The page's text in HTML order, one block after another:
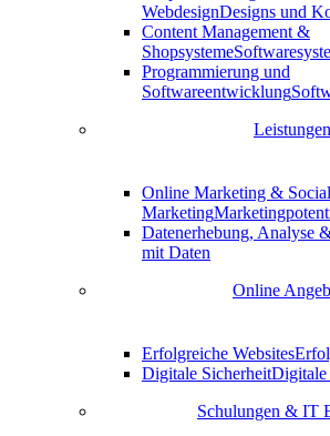
WebdesignDesigns und
Content Management &
Shopsysteme
Programmierung und
Softwareentwicklung
Leistungen
Online Marketing &
Marketing
Datenerhebung, Analyse
mit Daten
Online
Erfolgreiche Websites
Digitale SicherheitDigitale
Schulungen & IT